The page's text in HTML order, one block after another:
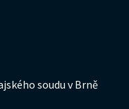
soudu v Brně